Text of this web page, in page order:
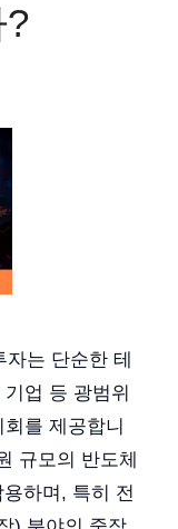
는 단순한 테
업 등 광범위
를 제공합니
규모의 반도체
하며, 특히 전